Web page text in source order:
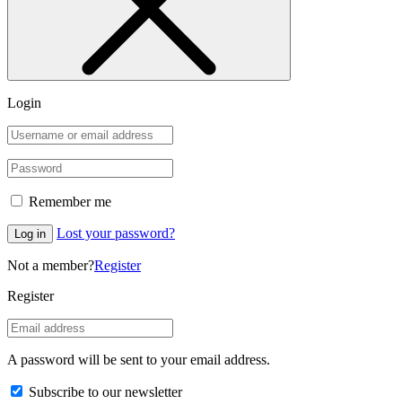
Login
Remember me
Log in Lost your password?
Not a member?Register
Register
A password will be sent to your email address.
Subscribe to our newsletter